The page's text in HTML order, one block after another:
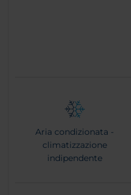
Aria condizionata -
climatizzazione
indipendente